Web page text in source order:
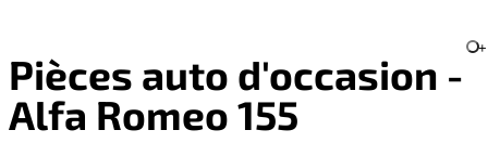
Pièces auto d'occasion -
Alfa Romeo 155
+